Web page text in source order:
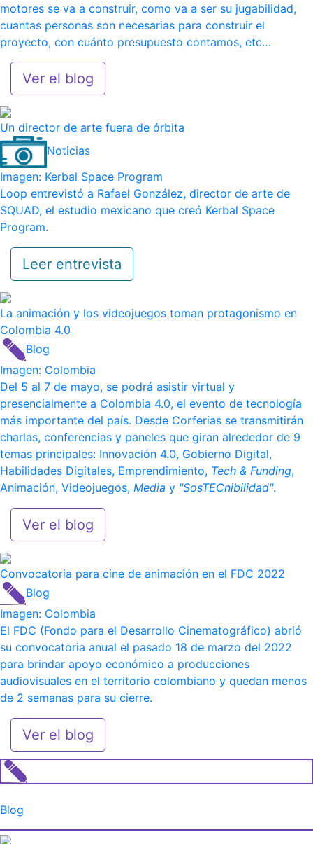
motores se va a construir, como va a ser su jugabilidad,
cuantas personas son necesarias para construir el
proyecto, con cuánto presupuesto contamos, etc…
Ver el blog
Un director de arte fuera de órbita
Noticias
Imagen: Kerbal Space Program
Loop entrevistó a Rafael González, director de arte de
SQUAD, el estudio mexicano que creó Kerbal Space
Program.
Leer entrevista
La animación y los videojuegos toman protagonismo en
Colombia 4.0
Blog
Imagen: Colombia
Del 5 al 7 de mayo, se podrá asistir virtual y
presencialmente a Colombia 4.0, el evento de tecnología
más importante del país. Desde Corferias se transmitirán
charlas, conferencias y paneles que giran alrededor de 9
temas principales: Innovación 4.0, Gobierno Digital,
Habilidades Digitales, Emprendimiento, Tech & Funding,
Animación, Videojuegos, Media y "SosTECnibilidad".
Ver el blog
Convocatoria para cine de animación en el FDC 2022
Blog
Imagen: Colombia
El FDC (Fondo para el Desarrollo Cinematográfico) abrió
su convocatoria anual el pasado 18 de marzo del 2022
para brindar apoyo económico a producciones
audiovisuales en el territorio colombiano y quedan menos
de 2 semanas para su cierre.
Ver el blog
Blog